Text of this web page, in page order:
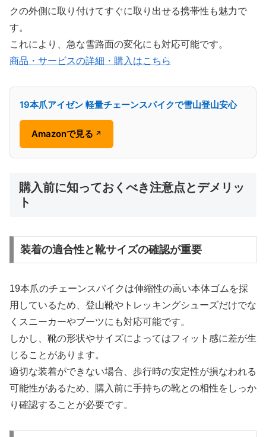
クの外側に取り付けてすぐに取り出せる携帯性も魅力で
す。
これにより、急な雪路面の変化にも対応可能です。
商品・サービスの詳細・購入はこちら
19本爪アイゼン 軽量チェーンスパイクで雪山登山安心
Amazonで見る ↗
購入前に知っておくべき注意点とデメリッ
ト
装着の適合性と靴サイズの確認が重要
19本爪のチェーンスパイクは伸縮性の高い本体ゴムを採
用しているため、登山靴やトレッキングシューズだけでな
くスニーカーやブーツにも対応可能です。
しかし、靴の形状やサイズによってはフィット感に差が生
じることがあります。
適切な装着ができない場合、歩行時の安定性が損なわれる
可能性があるため、購入前に手持ちの靴との相性をしっか
り確認することが必要です。